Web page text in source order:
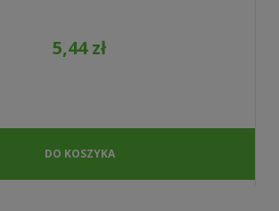
5,44 zł
DO KOSZYKA